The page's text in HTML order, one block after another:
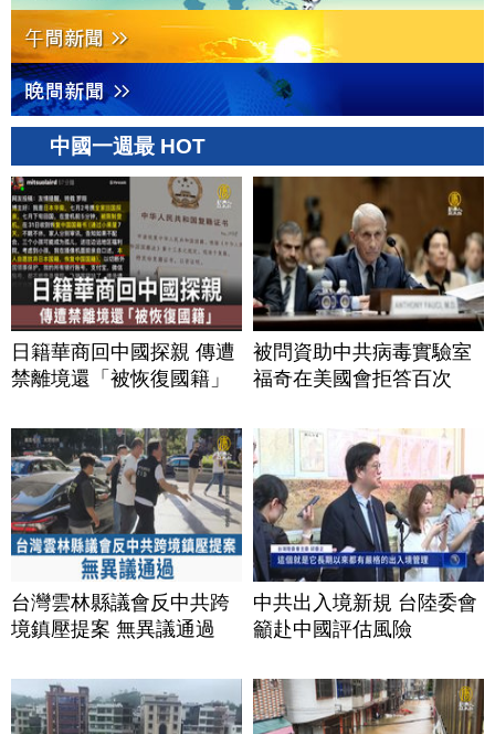
中國一週最 HOT
日籍華商回中國探親 傳遭
禁離境還「被恢復國籍」
被問資助中共病毒實驗室
福奇在美國會拒答百次
台灣雲林縣議會反中共跨
境鎮壓提案 無異議通過
中共出入境新規 台陸委會
籲赴中國評估風險